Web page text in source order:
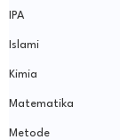
IPA
Islami
Kimia
Matematika
Metode